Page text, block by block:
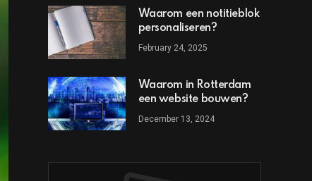
Waarom een notitieblok
personaliseren?
February 24, 2025
Waarom in Rotterdam
een website bouwen?
December 13, 2024